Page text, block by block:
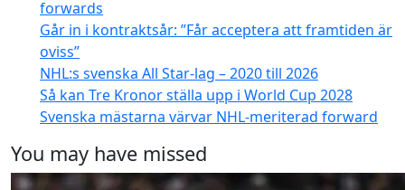
forwards
Går in i kontraktsår: ”Får acceptera att framtiden är
oviss”
NHL:s svenska All Star-lag – 2020 till 2026
Så kan Tre Kronor ställa upp i World Cup 2028
Svenska mästarna värvar NHL-meriterad forward
You may have missed